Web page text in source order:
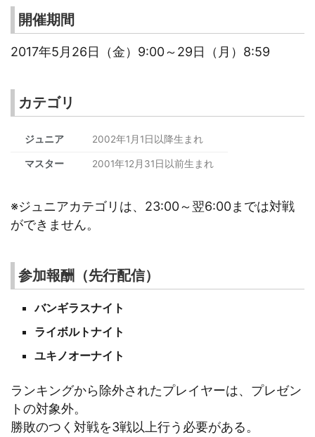
開催期間
2017年5月26日（金）9:00～29日（月）8:59
カテゴリ
ジュニア 2002年1月1日以降生まれ
マスター 2001年12月31日以前生まれ
※ジュニアカテゴリは、23:00～翌6:00までは対戦
ができません。
参加報酬（先行配信）
バンギラスナイト
ライボルトナイト
ユキノオーナイト
ランキングから除外されたプレイヤーは、プレゼン
トの対象外。
勝敗のつく対戦を3戦以上行う必要がある。